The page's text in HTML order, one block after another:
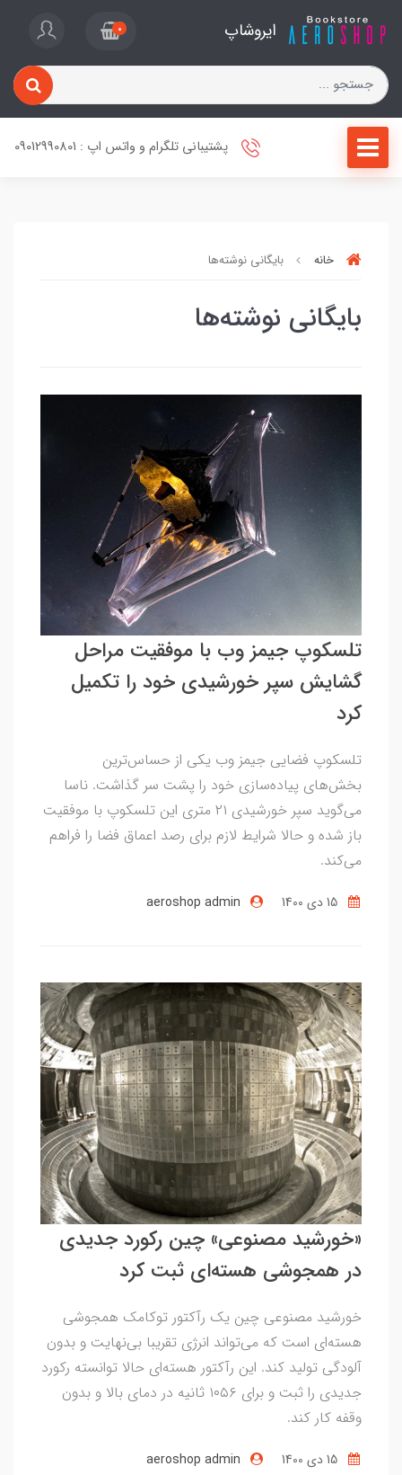
ایروشاپ 0
پشتیبانی تلگرام و واتس اپ : 09012990801
خانه بایگانی نوشته‌ها
بایگانی نوشته‌ها
تلسکوپ جیمز وب با موفقیت مراحل
گشایش سپر خورشیدی خود را تکمیل
کرد
تلسکوپ فضایی جیمز وب یکی از حساس‌ترین
بخش‌های پیاده‌سازی خود را پشت سر گذاشت. ناسا
می‌گوید سپر خورشیدی ۲۱ متری این تلسکوپ با موفقیت
باز شده و حالا شرایط لازم برای رصد اعماق فضا را فراهم
می‌کند.
aeroshop admin
«خورشید مصنوعی» چین رکورد جدیدی
در همجوشی هسته‌ای ثبت کرد
خورشید مصنوعی چین یک رآکتور توکامک همجوشی
هسته‌ای است که می‌تواند انرژی تقریبا بی‌نهایت و بدون
آلودگی تولید کند. این رآکتور هسته‌ای حالا توانسته رکورد
جدیدی را ثبت و برای ۱۰۵۶ ثانیه در دمای بالا و بدون
وقفه کار کند.
aeroshop admin